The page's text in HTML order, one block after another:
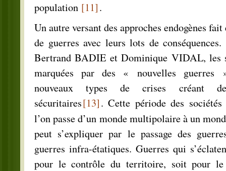
population [11].
Un autre versant des approches endogènes
de guerres avec leurs lots de
Bertrand BADIE et Dominique VIDAL, les
marquées par des « nouvelles guerres
nouveaux types de crises créant
sécuritaires[13]. Cette période des
l’on passe d’un monde multipolaire à un
peut s’expliquer par le passage des
guerres infra-étatiques. Guerres qui
pour le contrôle du territoire, soit pour